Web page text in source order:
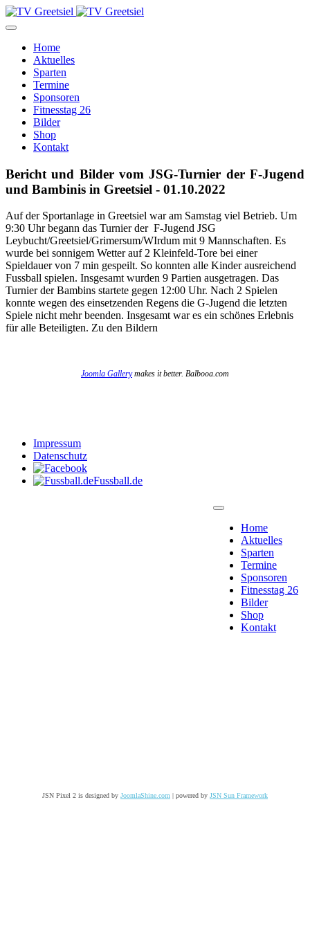
Home
Aktuelles
Sparten
Termine
Sponsoren
Fitnesstag 26
Bilder
Shop
Kontakt
Bericht und Bilder vom JSG-Turnier der F-Jugend
und Bambinis in Greetsiel - 01.10.2022
Auf der Sportanlage in Greetsiel war am Samstag viel Betrieb. Um
9:30 Uhr begann das Turnier der F-Jugend JSG
Leybucht/Greetsiel/Grimersum/WIrdum mit 9 Mannschaften. Es
wurde bei sonnigem Wetter auf 2 Kleinfeld-Tore bei einer
Spieldauer von 7 min gespeilt. So konnten alle Kinder ausreichend
Fussball spielen. Insgesamt wurden 9 Partien ausgetragen. Das
Turnier der Bambins startete gegen 12:00 Uhr. Nach 2 Spielen
konnte wegen des einsetzenden Regens die G-Jugend die letzten
Spiele nicht mehr beenden. Insgesamt war es ein schönes Erlebnis
für alle Beteiligten. Zu den Bildern
Joomla Gallerymakes it better. Balbooa.com
Impressum
Datenschutz
Fussball.de
Home
Aktuelles
Sparten
Termine
Sponsoren
Fitnesstag 26
Bilder
Shop
Kontakt
JSN Pixel 2 is designed by JoomlaShine.com | powered by JSN Sun Framework